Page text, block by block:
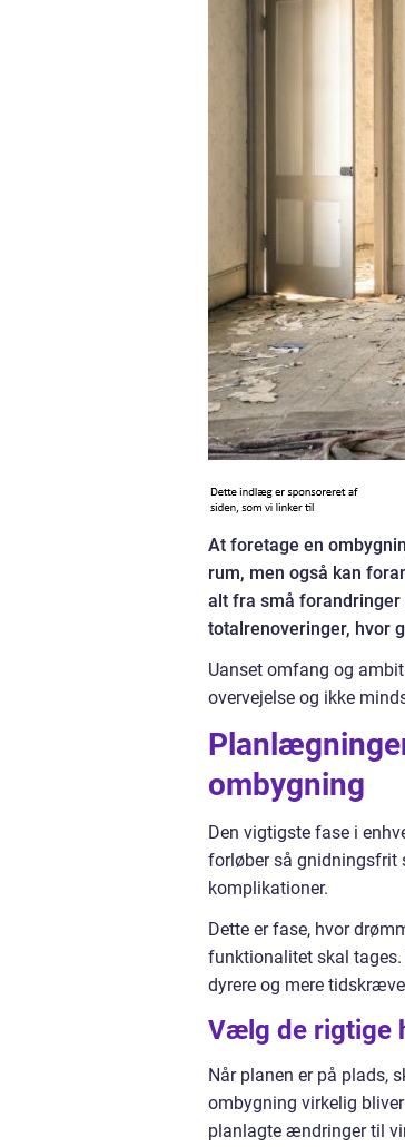
At foretage en
rum, men også kan
alt fra små
totalrenoveringer, hvor
Uanset omfang og
overvejelse og ikke
ombygning
Den vigtigste fase i
forløber så gnidningsfrit
komplikationer.
Dette er fase, hvor
funktionalitet skal
dyrere og mere
Vælg de rigtige
Når planen er på plads,
ombygning virkelig
planlagte ændringer til